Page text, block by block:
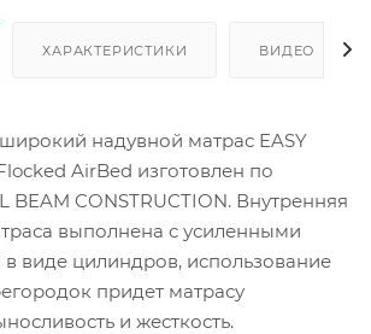
ХАРАКТЕРИСТИКИ ВИДЕО
надувной матрас EASY
AirBed изготовлен по
BEAM CONSTRUCTION. Внутренняя
выполнена с усиленными
виде цилиндров, использование
придет матрасу
и жесткость.